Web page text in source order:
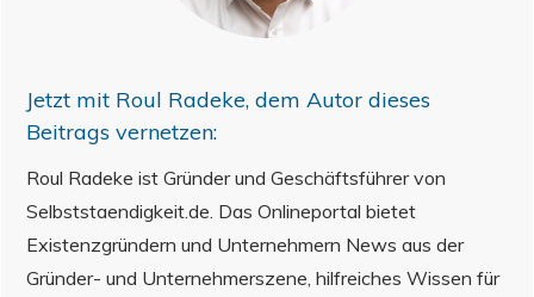
Jetzt mit Roul Radeke, dem Autor dieses
Beitrags vernetzen:
Roul Radeke ist Gründer und Geschäftsführer von
Selbststaendigkeit.de. Das Onlineportal bietet
Existenzgründern und Unternehmern News aus der
Gründer- und Unternehmerszene, hilfreiches Wissen für